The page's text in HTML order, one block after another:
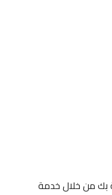
بك من خلال خدمة